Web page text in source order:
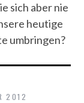
sich aber nie
heutige
umbringen?
2012